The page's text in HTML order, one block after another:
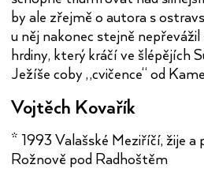
by ale zřejmě o autora s
u něj nakonec stejně
hrdiny, který kráčí ve šlépějích
Ježíše coby „cvičence“ od
Vojtěch Kovařík
* 1993 Valašské Meziříčí, žije a
Rožnově pod Radhoštěm